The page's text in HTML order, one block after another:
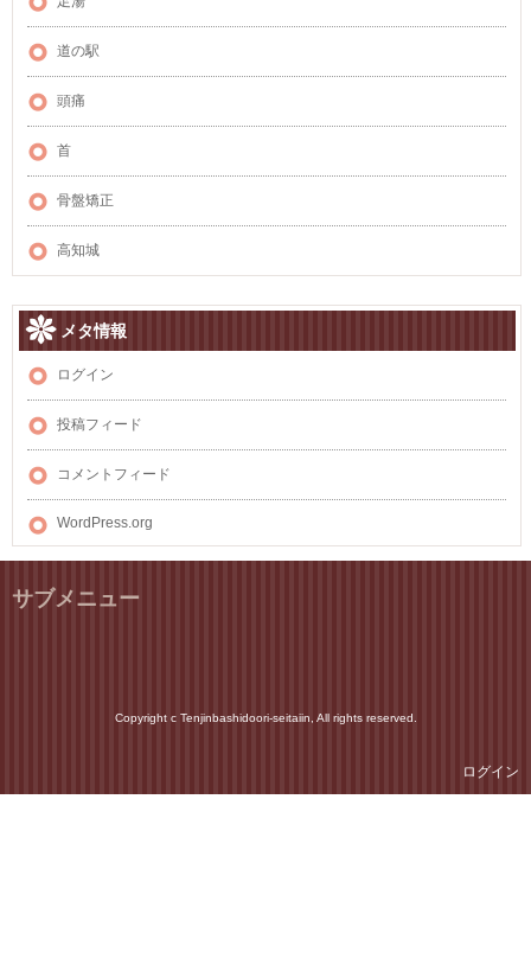
道の駅
頭痛
首
骨盤矯正
高知城
メタ情報
ログイン
投稿フィード
コメントフィード
WordPress.org
サブメニュー
Copyright c Tenjinbashidoori-seitaiin, All rights reserved.
ログイン